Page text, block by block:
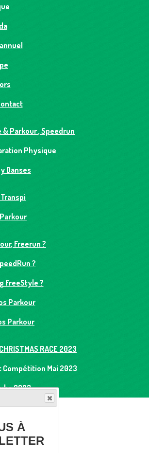
Parkour , Speedrun
Physique
Danses
Freerun ?
?
FreeStyle ?
Parkour
Parkour
RACE 2023
Mai 2023
2023
À